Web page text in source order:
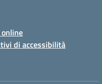
di accessibilità